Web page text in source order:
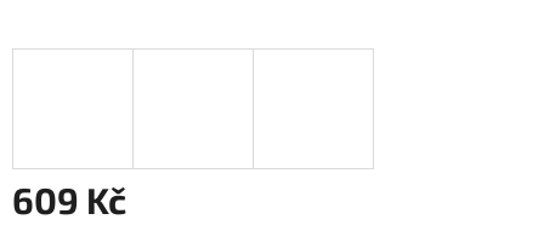
609 Kč